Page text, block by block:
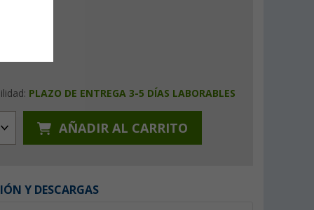
PLAZO DE ENTREGA 3-5 DÍAS LABORABLES
AÑADIR AL CARRITO
Y DESCARGAS